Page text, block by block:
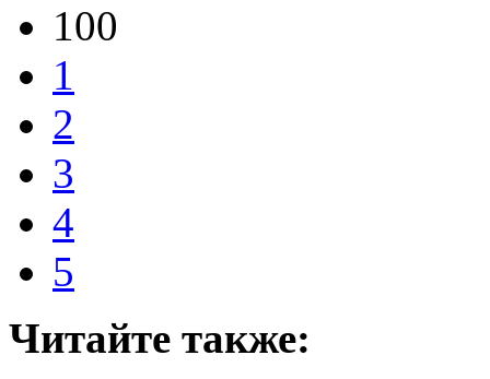
100
1
2
3
4
5
Читайте также: